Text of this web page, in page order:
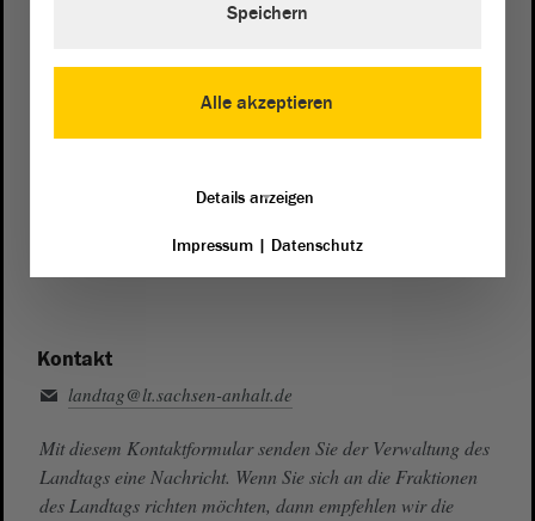
Presse- und Öffentlichkeitsarbeit
Kontakt
landtag@lt.sachsen-anhalt.de
Mit diesem Kontaktformular senden Sie der Verwaltung des
Landtags eine Nachricht. Wenn Sie sich an die Fraktionen
des Landtags richten möchten, dann empfehlen wir die
Alle akzeptieren
Speichern
Details anzeigen
Impressum| Datenschutz